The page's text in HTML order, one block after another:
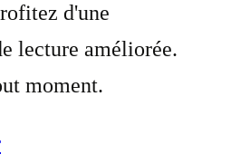
d'une
lecture améliorée.
moment.